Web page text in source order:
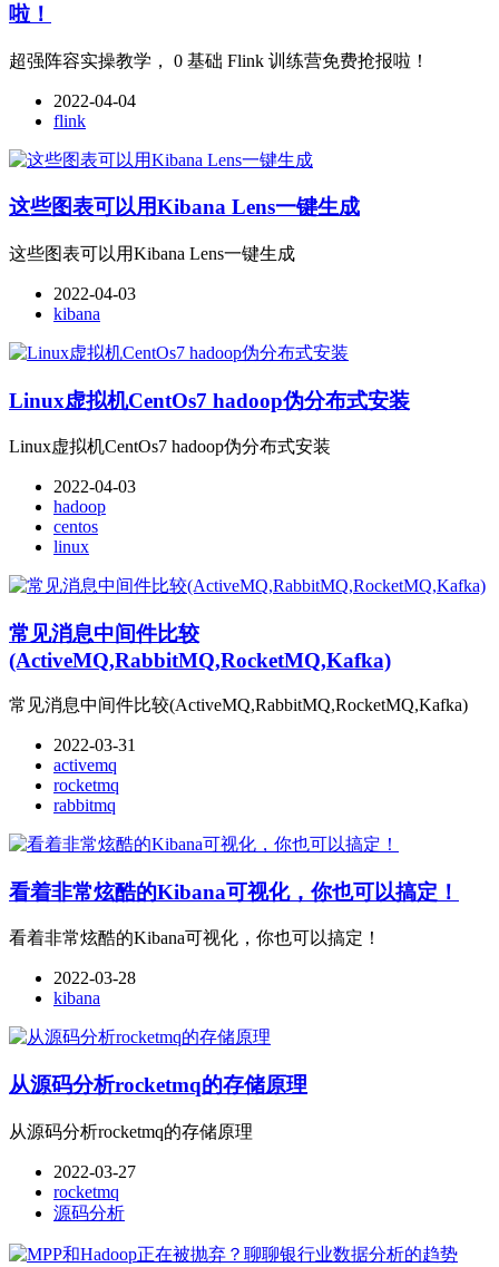
啦！
超强阵容实操教学， 0 基础 Flink 训练营免费抢报啦！
2022-04-04
flink
这些图表可以用Kibana Lens一键生成
这些图表可以用Kibana Lens一键生成
2022-04-03
kibana
Linux虚拟机CentOs7 hadoop伪分布式安装
Linux虚拟机CentOs7 hadoop伪分布式安装
2022-04-03
hadoop
centos
linux
常见消息中间件比较
(ActiveMQ,RabbitMQ,RocketMQ,Kafka)
常见消息中间件比较(ActiveMQ,RabbitMQ,RocketMQ,Kafka)
2022-03-31
activemq
rocketmq
rabbitmq
看着非常炫酷的Kibana可视化，你也可以搞定！
看着非常炫酷的Kibana可视化，你也可以搞定！
2022-03-28
kibana
从源码分析rocketmq的存储原理
从源码分析rocketmq的存储原理
2022-03-27
rocketmq
源码分析